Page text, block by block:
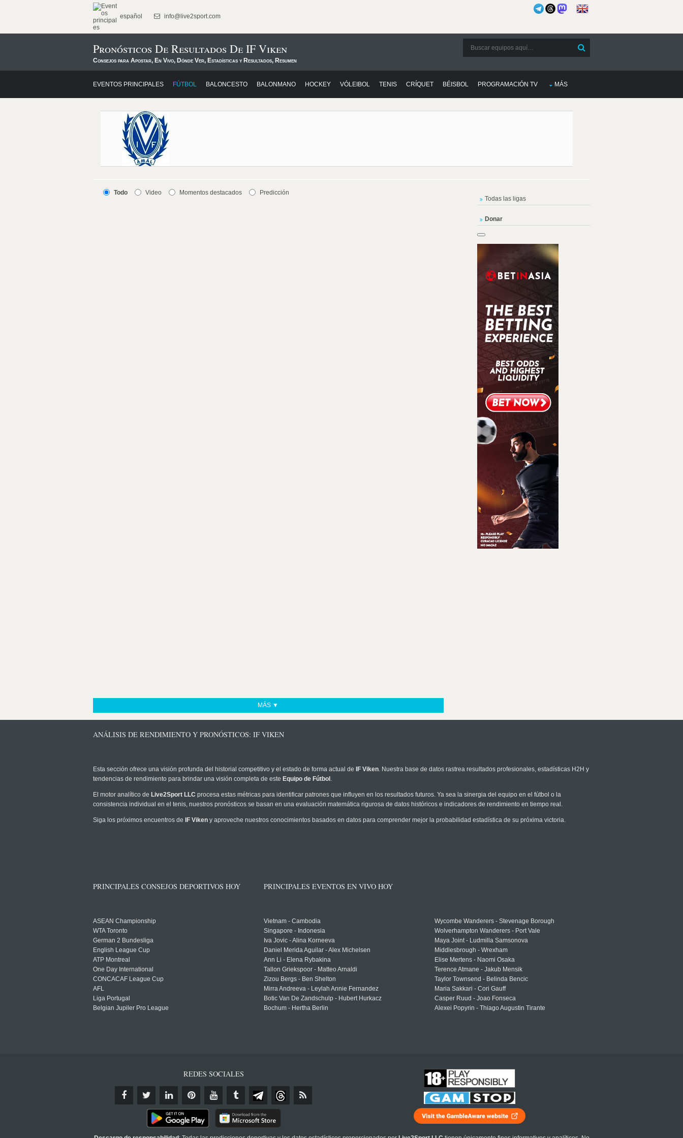
español info@live2sport.com
Pronósticos De Resultados De IF Viken
Consejos para Apostar, En Vivo, Dónde Ver, Estadísticas y Resultados, Resumen
EVENTOS PRINCIPALES FÚTBOL BALONCESTO BALONMANO HOCKEY VÓLEIBOL TENIS CRÍQUET BÉISBOL PROGRAMACIÓN TV MÁS
Todo Video Momentos destacados Predicción
MÁS ▼
Todas las ligas
Donar
ANÁLISIS DE RENDIMIENTO Y PRONÓSTICOS: IF VIKEN
Esta sección ofrece una visión profunda del historial competitivo y el estado de forma actual de IF Viken. Nuestra base de datos rastrea resultados profesionales, estadísticas H2H y
tendencias de rendimiento para brindar una visión completa de este Equipo de Fútbol .
El motor analítico de Live2Sport LLC procesa estas métricas para identificar patrones que influyen en los resultados futuros. Ya sea la sinergia del equipo en el fútbol o la
consistencia individual en el tenis, nuestros pronósticos se basan en una evaluación matemática rigurosa de datos históricos e indicadores de rendimiento en tiempo real.
Siga los próximos encuentros de IF Viken y aproveche nuestros conocimientos basados en datos para comprender mejor la probabilidad estadística de su próxima victoria.
PRINCIPALES CONSEJOS DEPORTIVOS HOY
ASEAN Championship
WTA Toronto
German 2 Bundesliga
English League Cup
ATP Montreal
One Day International
CONCACAF League Cup
AFL
Liga Portugal
Belgian Jupiler Pro League
PRINCIPALES EVENTOS EN VIVO HOY
Vietnam - Cambodia
Singapore - Indonesia
Iva Jovic - Alina Korneeva
Daniel Merida Aguilar - Alex Michelsen
Ann Li - Elena Rybakina
Tallon Griekspoor - Matteo Arnaldi
Zizou Bergs - Ben Shelton
Mirra Andreeva - Leylah Annie Fernandez
Botic Van De Zandschulp - Hubert Hurkacz
Bochum - Hertha Berlin
Wycombe Wanderers - Stevenage Borough
Wolverhampton Wanderers - Port Vale
Maya Joint - Ludmilla Samsonova
Middlesbrough - Wrexham
Elise Mertens - Naomi Osaka
Terence Atmane - Jakub Mensik
Taylor Townsend - Belinda Bencic
Maria Sakkari - Cori Gauff
Casper Ruud - Joao Fonseca
Alexei Popyrin - Thiago Augustin Tirante
REDES SOCIALES